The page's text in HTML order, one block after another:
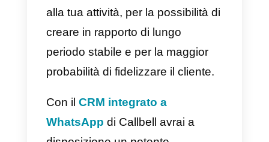
I vantaggi di adottare WhatsApp
nella strategia di vendita
fatto che è possibile interagire
gli utenti